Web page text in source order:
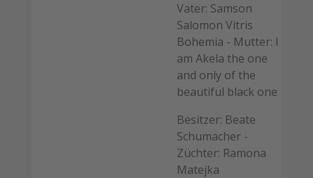
Vater: Samson
Salomon Vitris
Bohemia - Mutter: I
am Akela the one
and only of the
beautiful black one
Besitzer: Beate
Schumacher -
Züchter: Ramona
Matejka